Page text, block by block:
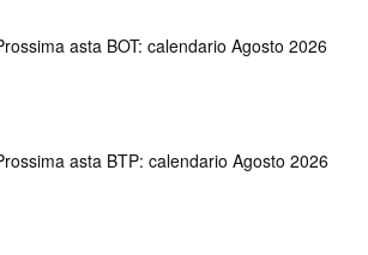
asta BOT: calendario Agosto 2026
asta BTP: calendario Agosto 2026